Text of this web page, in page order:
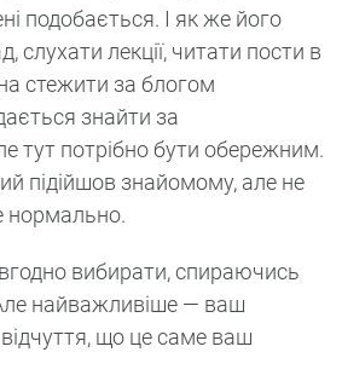
подобається. І як же його
слухати лекції, читати пости в
стежити за блогом
знайти за
тут потрібно бути обережним.
підійшов знайомому, але не
нормально.
вибирати, спираючись
Але найважливіше — ваш
відчуття, що це саме ваш